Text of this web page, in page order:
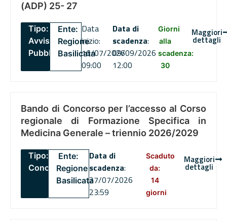
(ADP) 25- 27
Tipo:
Avviso
Pubblico
Ente:
Regione
Basilicata
Data
inizio:
16/07/2026
09:00
Data di
scadenza:
09/09/2026
12:00
Giorni
alla
scadenza:
30
Maggiori
dettagli
Bando di Concorso per l’accesso al Corso
regionale di Formazione Specifica in
Medicina Generale – triennio 2026/2029
Tipo:
Concorsi
Ente:
Regione
Basilicata
Data di
scadenza:
27/07/2026
23:59
Scaduto
da:
14
giorni
Maggiori
dettagli